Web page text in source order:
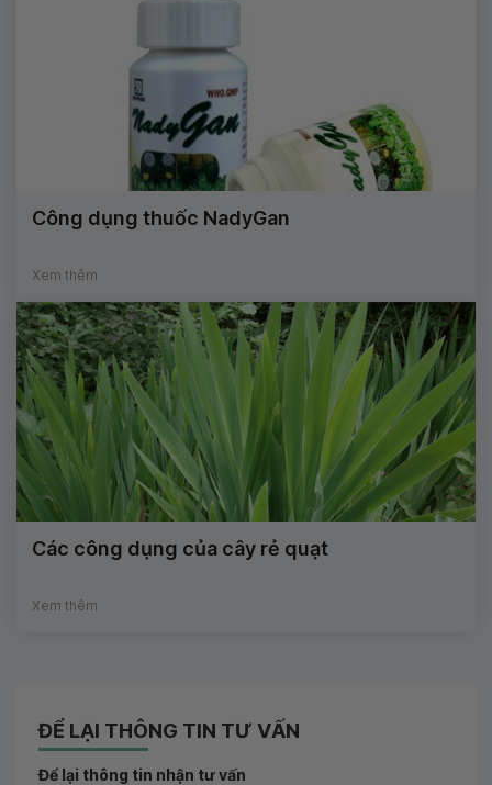
Công dụng thuốc NadyGan
Xem thêm
Các công dụng của cây rẻ quạt
Xem thêm
ĐỂ LẠI THÔNG TIN TƯ VẤN
Để lại thông tin nhận tư vấn